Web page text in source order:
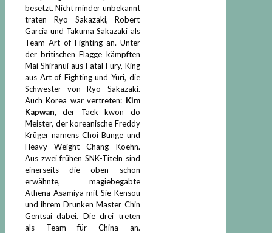
besetzt. Nicht minder unbekannt
traten Ryo Sakazaki, Robert
Garcia und Takuma Sakazaki als
Team Art of Fighting an. Unter
der britischen Flagge kämpften
Mai Shiranui aus Fatal Fury, King
aus Art of Fighting und Yuri, die
Schwester von Ryo Sakazaki.
Auch Korea war vertreten: Kim
Kapwan, der Taek kwon do
Meister, der koreanische Freddy
Krüger namens Choi Bunge und
Heavy Weight Chang Koehn.
Aus zwei frühen SNK-Titeln sind
einerseits die oben schon
erwähnte, magiebegabte
Athena Asamiya mit Sie Kensou
und ihrem Drunken Master Chin
Gentsai dabei. Die drei treten
als Team für China an.